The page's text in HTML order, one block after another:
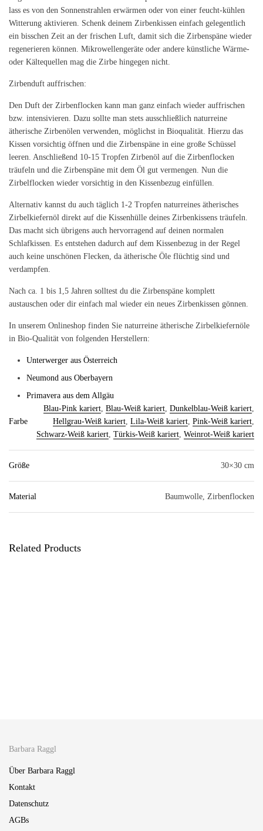
lass es von den Sonnenstrahlen erwärmen oder von einer feucht-kühlen
Witterung aktivieren. Schenk deinem Zirbenkissen einfach gelegentlich
ein bisschen Zeit an der frischen Luft, damit sich die Zirbenspäne wieder
regenerieren können. Mikrowellengeräte oder andere künstliche Wärme-
oder Kältequellen mag die Zirbe hingegen nicht.
Zirbenduft auffrischen:
Den Duft der Zirbenflocken kann man ganz einfach wieder auffrischen
bzw. intensivieren. Dazu sollte man stets ausschließlich naturreine
ätherische Zirbenölen verwenden, möglichst in Bioqualität. Hierzu das
Kissen vorsichtig öffnen und die Zirbenspäne in eine große Schüssel
leeren. Anschließend 10-15 Tropfen Zirbenöl auf die Zirbenflocken
träufeln und die Zirbenspäne mit dem Öl gut vermengen. Nun die
Zirbelflocken wieder vorsichtig in den Kissenbezug einfüllen.
Alternativ kannst du auch täglich 1-2 Tropfen naturreines ätherisches
Zirbelkiefernöl direkt auf die Kissenhülle deines Zirbenkissens träufeln.
Das macht sich übrigens auch hervorragend auf deinen normalen
Schlafkissen. Es entstehen dadurch auf dem Kissenbezug in der Regel
auch keine unschönen Flecken, da ätherische Öle flüchtig sind und
verdampfen.
Nach ca. 1 bis 1,5 Jahren solltest du die Zirbenspäne komplett
austauschen oder dir einfach mal wieder ein neues Zirbenkissen gönnen.
In unserem Onlineshop finden Sie naturreine ätherische Zirbelkiefernöle
in Bio-Qualität von folgenden Herstellern:
Unterwerger aus Österreich
Neumond aus Oberbayern
Primavera aus dem Allgäu
Farbe
Blau-Pink kariert, Blau-Weiß kariert, Dunkelblau-Weiß kariert,
Hellgrau-Weiß kariert, Lila-Weiß kariert, Pink-Weiß kariert,
Schwarz-Weiß kariert, Türkis-Weiß kariert, Weinrot-Weiß kariert
Größe 30×30 cm
Material Baumwolle, Zirbenflocken
Related Products
Barbara Raggl
Über Barbara Raggl
Kontakt
Datenschutz
AGBs